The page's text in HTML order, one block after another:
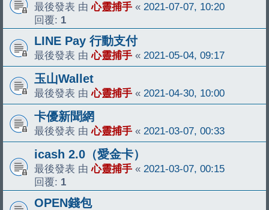
最後發表 由心靈捕手 « 2021-07-07, 10:20
回覆: 1
LINE Pay 行動支付
最後發表 由心靈捕手 « 2021-05-04, 09:17
玉山Wallet
最後發表 由心靈捕手 « 2021-04-30, 10:00
卡優新聞網
最後發表 由心靈捕手 « 2021-03-07, 00:33
icash 2.0（愛金卡）
最後發表 由心靈捕手 « 2021-03-07, 00:15
回覆: 1
OPEN錢包